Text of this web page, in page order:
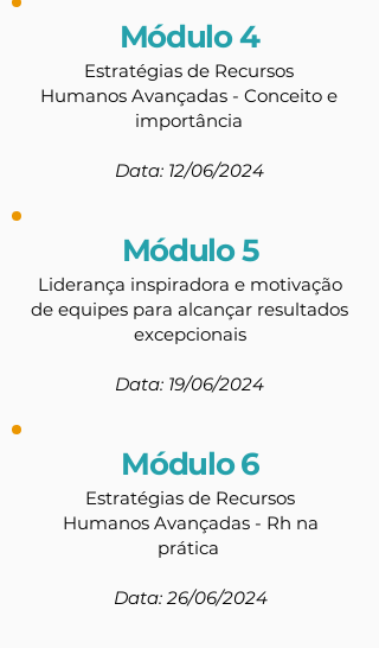
Módulo 4
Estratégias de Recursos
Humanos Avançadas - Conceito e
importância
Data: 12/06/2024
Módulo 5
Liderança inspiradora e motivação
de equipes para alcançar resultados
excepcionais
Data: 19/06/2024
Módulo 6
Estratégias de Recursos
Humanos Avançadas - Rh na
prática
Data: 26/06/2024